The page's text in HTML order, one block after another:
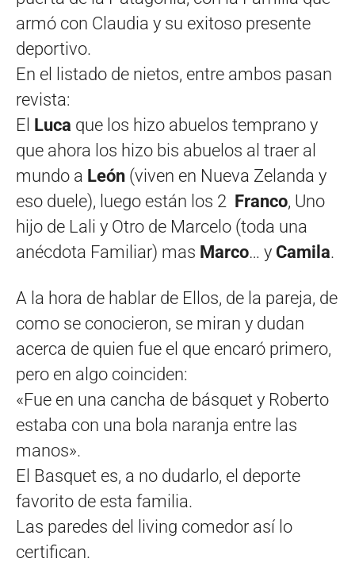
armó con Claudia y su exitoso presente
deportivo.
En el listado de nietos, entre ambos pasan
revista:
El Luca que los hizo abuelos temprano y
que ahora los hizo bis abuelos al traer al
mundo a León (viven en Nueva Zelanda y
eso duele), luego están los 2 Franco, Uno
hijo de Lali y Otro de Marcelo (toda una
anécdota Familiar) mas Marco… y Camila.
A la hora de hablar de Ellos, de la pareja, de
como se conocieron, se miran y dudan
acerca de quien fue el que encaró primero,
pero en algo coinciden:
«Fue en una cancha de básquet y Roberto
estaba con una bola naranja entre las
manos».
El Basquet es, a no dudarlo, el deporte
favorito de esta familia.
Las paredes del living comedor así lo
certifican.